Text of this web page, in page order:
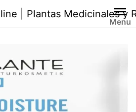
| Plantas Medicinales y
Menu